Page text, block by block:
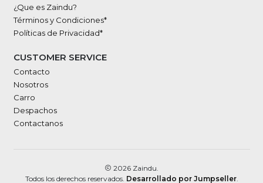
¿Que es Zaindu?
Términos y Condiciones*
Políticas de Privacidad*
CUSTOMER SERVICE
Contacto
Nosotros
Carro
Despachos
Contactanos
2026 Zaindu.
Todos los derechos reservados. Desarrollado por Jumpseller.